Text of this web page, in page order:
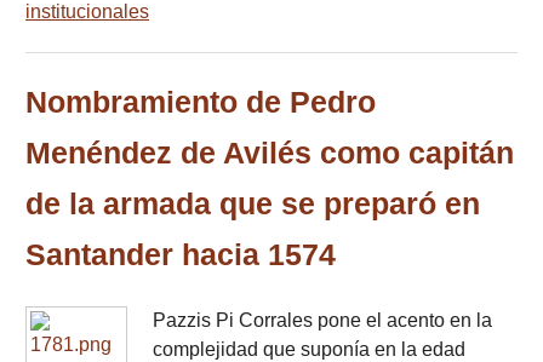
institucionales
Nombramiento de Pedro
Menéndez de Avilés como capitán
de la armada que se preparó en
Santander hacia 1574
Pazzis Pi Corrales pone el acento en la
complejidad que suponía en la edad